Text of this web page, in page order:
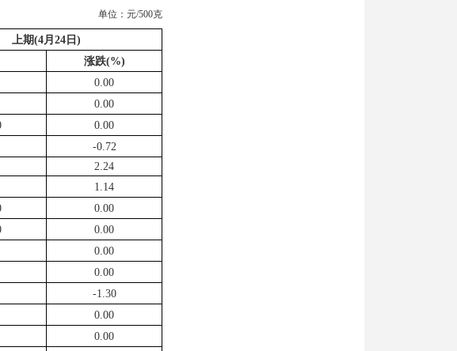
单位：元/500克
上期(4月 24 日 )
涨跌(%)
0.00
0.00
0.00
-0.72
2.24
1.14
0.00
0.00
0.00
0.00
-1.30
0.00
0.00